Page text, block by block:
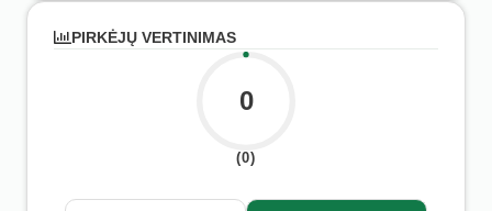
PIRKĖJŲ VERTINIMAS
0
(0)